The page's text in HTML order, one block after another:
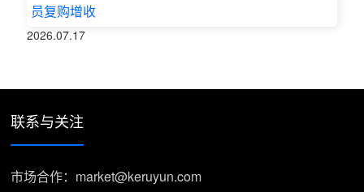
员复购增收
2026.07.17
联系与关注
市场合作：market@keruyun.com